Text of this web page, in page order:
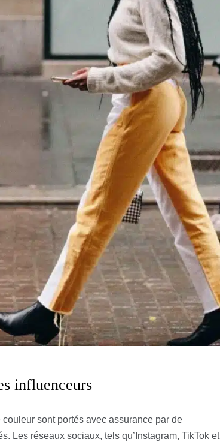
influenceurs
sont portés avec assurance par de
Les réseaux sociaux, tels qu’Instagram, TikTok et